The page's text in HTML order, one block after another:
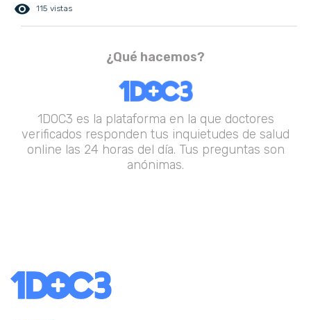
remove_red_eye 115 vistas
¿Qué hacemos?
1DOC3 es la plataforma en la que doctores
verificados responden tus inquietudes de salud
online las 24 horas del día. Tus preguntas son
anónimas.